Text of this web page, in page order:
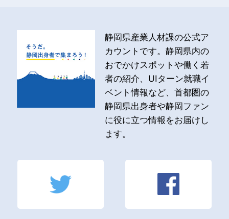
静岡県産業人材課の公式ア
カウントです。静岡県内の
おでかけスポットや働く若
者の紹介、UIターン就職イ
ベント情報など、首都圏の
静岡県出身者や静岡ファン
に役に立つ情報をお届けし
ます。